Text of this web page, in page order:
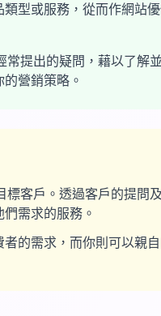
型或服務，從而作網站
提出的疑問，藉以了解
營銷策略。
客戶。透過客戶的提問
需求的服務。
的需求，而你則可以親